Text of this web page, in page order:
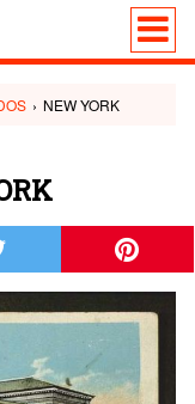
› NEW YORK